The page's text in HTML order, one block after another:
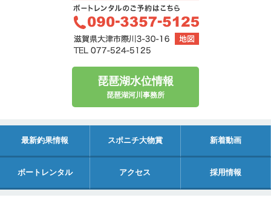
琵琶湖水位情報
琵琶湖河川事務所
最新釣果情報 スポニチ大物賞 新着動画
ボートレンタル アクセス 採用情報